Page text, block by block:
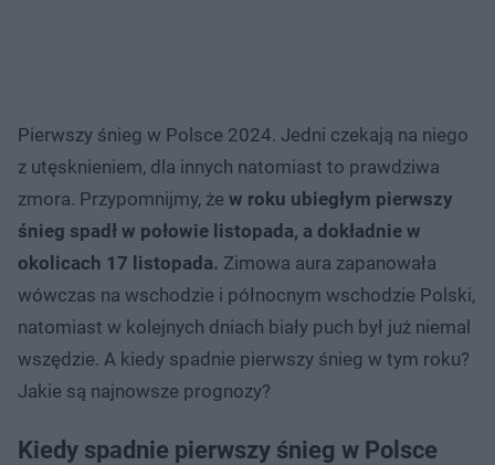
Pierwszy śnieg w Polsce 2024. Jedni czekają na niego
z utęsknieniem, dla innych natomiast to prawdziwa
zmora. Przypomnijmy, że w roku ubiegłym pierwszy
śnieg spadł w połowie listopada, a dokładnie w
okolicach 17 listopada. Zimowa aura zapanowała
wówczas na wschodzie i północnym wschodzie Polski,
natomiast w kolejnych dniach biały puch był już niemal
wszędzie. A kiedy spadnie pierwszy śnieg w tym roku?
Jakie są najnowsze prognozy?
Kiedy spadnie pierwszy śnieg w Polsce